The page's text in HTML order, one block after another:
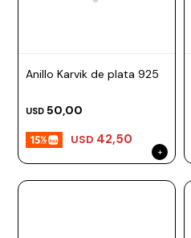
Anillo Karvik de plata 925
USD 50,00
USD 42,50